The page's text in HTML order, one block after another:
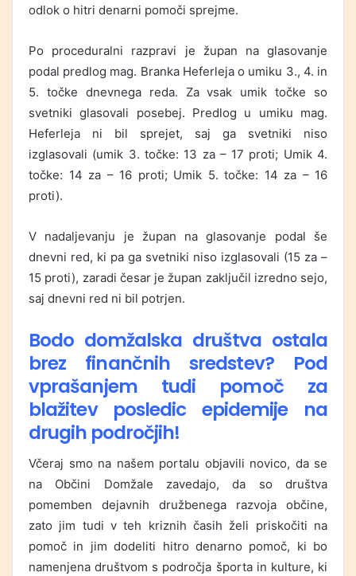
odlok o hitri denarni pomoči sprejme.
Po proceduralni razpravi je župan na glasovanje
podal predlog mag. Branka Heferleja o umiku 3., 4. in
5. točke dnevnega reda. Za vsak umik točke so
svetniki glasovali posebej. Predlog u umiku mag.
Heferleja ni bil sprejet, saj ga svetniki niso
izglasovali (umik 3. točke: 13 za – 17 proti; Umik 4.
točke: 14 za – 16 proti; Umik 5. točke: 14 za – 16
proti).
V nadaljevanju je župan na glasovanje podal še
dnevni red, ki pa ga svetniki niso izglasovali (15 za –
15 proti), zaradi česar je župan zaključil izredno sejo,
saj dnevni red ni bil potrjen.
Bodo domžalska društva ostala
brez finančnih sredstev? Pod
vprašanjem tudi pomoč za
blažitev posledic epidemije na
drugih področjih!
Včeraj smo na našem portalu objavili novico, da se
na Občini Domžale zavedajo, da so društva
pomemben dejavnih družbenega razvoja občine,
zato jim tudi v teh kriznih časih želi priskočiti na
pomoč in jim dodeliti hitro denarno pomoč, ki bo
namenjena društvom s področja športa in kulture, ki